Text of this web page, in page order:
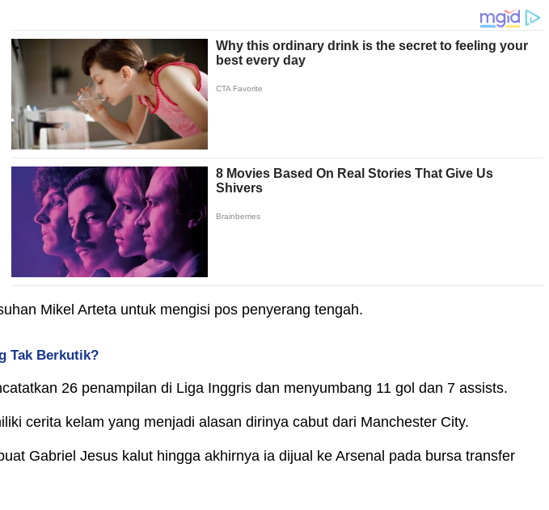
Mikel Arteta untuk mengisi pos penyerang tengah.
Tak Berkutik?
26 penampilan di Liga Inggris dan menyumbang 11 gol dan 7 assists.
cerita kelam yang menjadi alasan dirinya cabut dari Manchester City.
Gabriel Jesus kalut hingga akhirnya ia dijual ke Arsenal pada bursa transfer